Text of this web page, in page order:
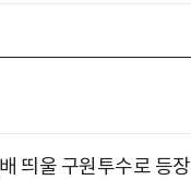
띄울 구원투수로 등장